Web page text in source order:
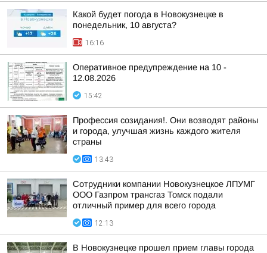
Какой будет погода в Новокузнецке в
понедельник, 10 августа?
16:16
Оперативное предупреждение на 10 -
12.08.2026
15:42
Профессия созидания!. Они возводят районы
и города, улучшая жизнь каждого жителя
страны
13:43
Сотрудники компании Новокузнецкое ЛПУМГ
ООО Газпром трансгаз Томск подали
отличный пример для всего города
12:13
В Новокузнецке прошел прием главы города